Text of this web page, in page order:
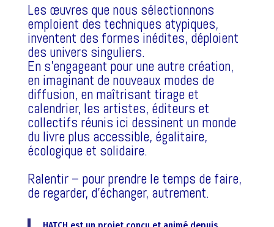
Les œuvres que nous sélectionnons
emploient des techniques atypiques,
inventent des formes inédites, déploient
des univers singuliers.
En s’engageant pour une autre création,
en imaginant de nouveaux modes de
diffusion, en maîtrisant tirage et
calendrier, les artistes, éditeurs et
collectifs réunis ici dessinent un monde
du livre plus accessible, égalitaire,
écologique et solidaire.
Ralentir – pour prendre le temps de faire,
de regarder, d’échanger, autrement.